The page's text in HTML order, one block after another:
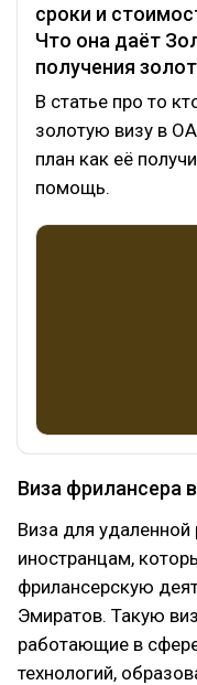
сроки и
Что она даёт
получения
В статье про то
золотую визу в
план как её
помощь.
Виза фрилансера
Виза для
иностранцам,
фрилансерскую
Эмиратов. Такую
работающие в
технологий,